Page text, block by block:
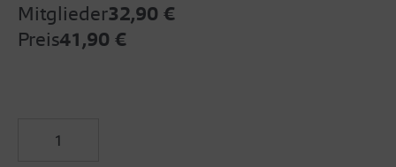
Mitglieder32,90 €
Preis41,90 €